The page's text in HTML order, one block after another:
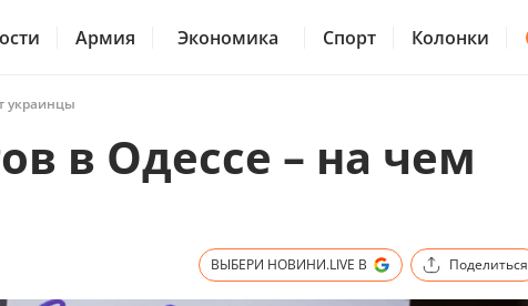
Армия Экономика Спорт Колонки
украинцы
в Одессе – на чем
ВЫБЕРИ НОВИНИ.LIVE В Поделиться